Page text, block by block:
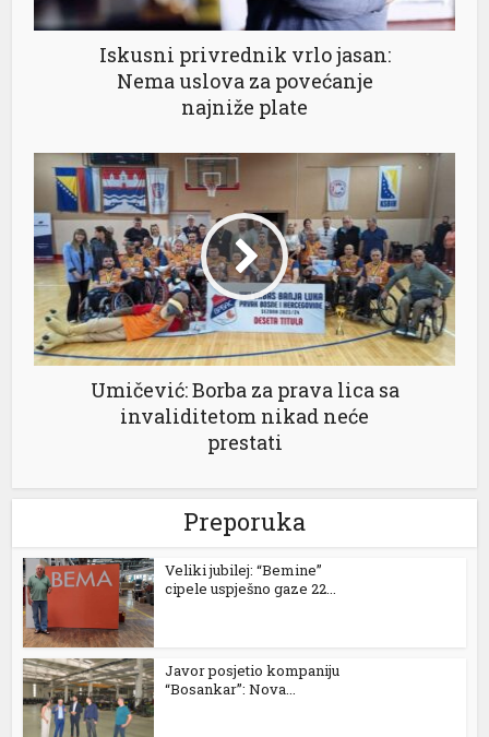
Iskusni privrednik vrlo jasan:
Nema uslova za povećanje
najniže plate
Umičević: Borba za prava lica sa
invaliditetom nikad neće
prestati
Preporuka
Veliki jubilej: “Bemine”
cipele uspješno gaze 22...
Javor posjetio kompaniju
“Bosankar”: Nova...